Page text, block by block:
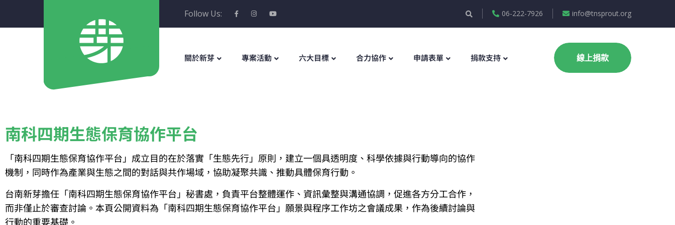
Follow Us: 06-222-7926 info@tnsprout.org
關於新芽 專案活動 六大目標 合力協作 申請表單 捐款支持 線上捐款
南科四期生態保育協作平台
「南科四期生態保育協作平台」成立目的在於落實「生態先行」原則，建立一個具透明度、科學依據與行動導向的協作
機制，同時作為產業與生態之間的對話與共作場域，協助凝聚共識、推動具體保育行動。
台南新芽擔任「南科四期生態保育協作平台」秘書處，負責平台整體運作、資訊彙整與溝通協調，促進各方分工合作，
而非僅止於審查討論。本頁公開資料為「南科四期生態保育協作平台」願景與程序工作坊之會議成果，作為後續討論與
行動的重要基礎。